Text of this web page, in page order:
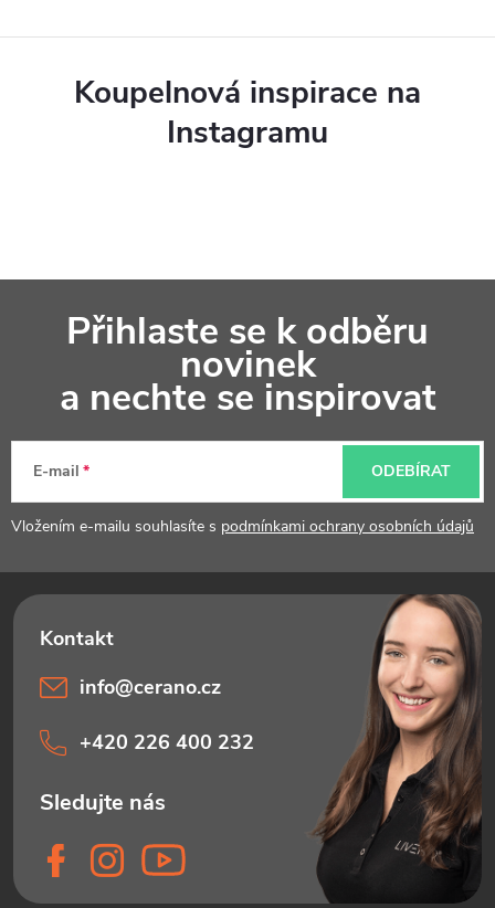
Koupelnová inspirace na
Instagramu
a
Přihlaste se k odběru
novinek
a nechte se inspirovat
E-mail
Vložením e-mailu souhlasíte s podmínkami ochrany osobních údajů
ODEBÍRAT
info@cerano.cz
+420 226 400 232